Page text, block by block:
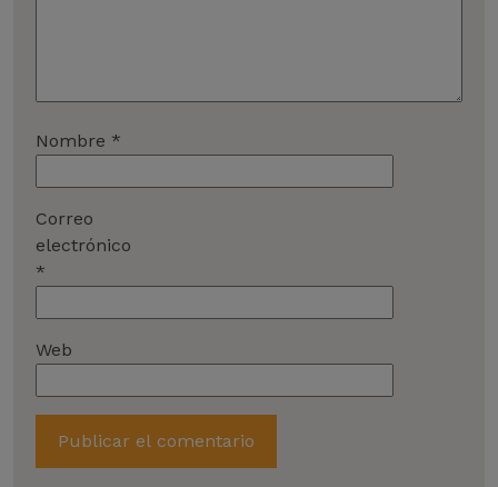
Nombre *
Correo
electrónico
*
Web